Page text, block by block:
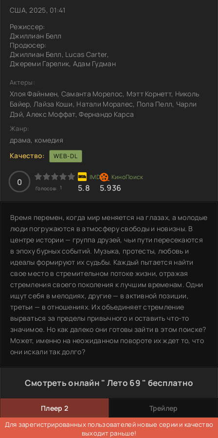
США, 2025, 01:41
Режиссер:
Джиллиан Белл
Продюсер:
Джиллиан Белл, Lucas Carter,
Джереми Гарелик, Адам Гудман
Актеры:
Хлоя Файнмен, Саманта Морелос, Мэтт Корнетт, Николь
Байер, Лайза Коши, Натали Моралес, Пола Пелл, Чарли
Дэй, Алекс Моффат, Фернандо Карса
Жанр:
драма, комедия
Качество:
WEB-DL
0
Голосов: 1 5.8 5.936
Время перемен, когда мир меняется на глазах, а молодые
люди погружаются в атмосферу свободы и новизны. В
центре истории — группа друзей, чьи пути пересекаются
в эпоху бурных событий. Музыка, протесты, любовь и
идеалы формируют их судьбы. Каждый пытается найти
свое место в стремительном потоке жизни, отражая
стремления своего поколения к лучшим временам. Одни
ищут себя в мелодиях, другие — в активной позиции,
третьи — в отношениях. Их объединяет стремление
вырваться за пределы привычного и оставить что-то
значимое. Но как далеко они готовы зайти в этом поиске?
Может, именно на неожиданном повороте их ждет то, что
они искали так долго?
Смотреть онлайн " Лето 69 " бесплатно
Плеер 2 Трейлер
Для зарегистрированных пользователей новые серии и качество
выходит раньше!